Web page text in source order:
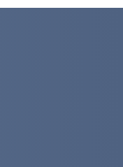
2026 (spoiler)